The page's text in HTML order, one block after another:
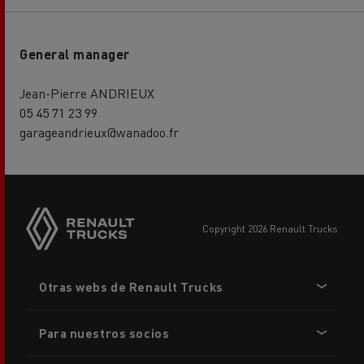
General manager
Jean-Pierre ANDRIEUX
05 45 71 23 99
garageandrieux@wanadoo.fr
copyright 2026 Renault Trucks
menu
Otras webs de Renault Trucks
Para nuestros socios